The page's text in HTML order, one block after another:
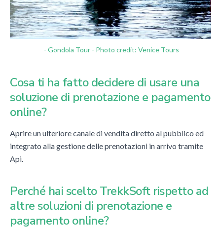
- Gondola Tour - Photo credit: Venice Tours
Cosa ti ha fatto decidere di usare una
soluzione di prenotazione e pagamento
online?
Aprire un ulteriore canale di vendita diretto al pubblico ed
integrato alla gestione delle prenotazioni in arrivo tramite
Api.
Perché hai scelto TrekkSoft rispetto ad
altre soluzioni di prenotazione e
pagamento online?